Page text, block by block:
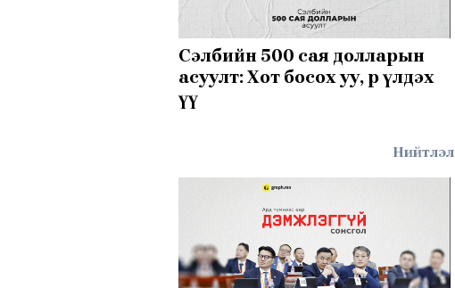
Сэлбийн 500 сая долларын
асуулт: Хот босох уу, өр үлдэх
үү
Нийтлэл